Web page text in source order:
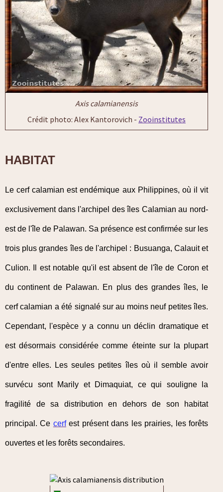
Axis calamianensis
Crédit photo: Alex Kantorovich - Zooinstitutes
HABITAT
Le cerf calamian est endémique aux Philippines, où il vit
exclusivement dans l'archipel des îles Calamian au nord-
est de l'île de Palawan. Sa présence est confirmée sur les
trois plus grandes îles de l'archipel : Busuanga, Calauit et
Culion. Il est notable qu'il est absent de l'île de Coron et
du continent de Palawan. En plus des grandes îles, le
cerf calamian a été signalé sur au moins neuf petites îles.
Cependant, l'espèce y a connu un déclin dramatique et
est désormais considérée comme éteinte sur la plupart
d'entre elles. Les seules petites îles où il semble avoir
survécu sont Marily et Dimaquiat, ce qui souligne la
fragilité de sa distribution en dehors de son habitat
principal. Ce cerfest présent dans les prairies, les forêts
ouvertes et les forêts secondaires.